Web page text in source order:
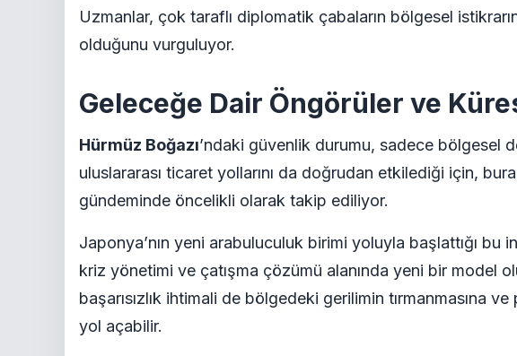
Uzmanlar, çok taraflı diplomatik çabaların bölgesel
olduğunu vurguluyor.
Geleceğe Dair Öngörüler ve
Hürmüz Boğazı’ndaki güvenlik durumu, sadece bölgesel
uluslararası ticaret yollarını da doğrudan etkilediği için,
gündeminde öncelikli olarak takip ediliyor.
Japonya’nın yeni arabuluculuk birimi yoluyla başlattığı bu
kriz yönetimi ve çatışma çözümü alanında yeni bir model
başarısızlık ihtimali de bölgedeki gerilimin tırmanmasına
yol açabilir.